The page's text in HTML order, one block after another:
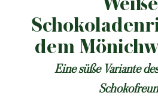
dem
Eine süße Variante